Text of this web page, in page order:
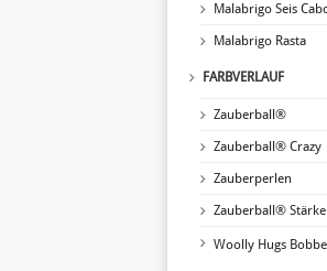
Malabrigo Seis
Malabrigo Rasta
FARBVERLAUF
Zauberball®
Zauberball® Crazy
Zauberperlen
Zauberball®
Woolly Hugs